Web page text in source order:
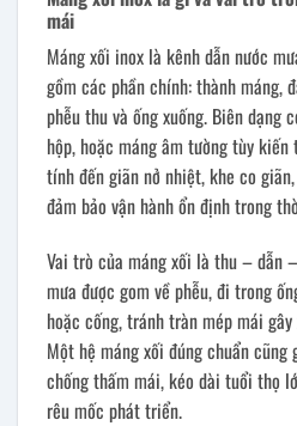
mái
Máng xối inox là kênh dẫn nước
gồm các phần chính: thành máng,
phễu thu và ống xuống. Biên dạng
hộp, hoặc máng âm tường tùy
tính đến giãn nở nhiệt, khe co
đảm bảo vận hành ổn định trong
Vai trò của máng xối là thu – dẫn
mưa được gom về phễu, đi trong
hoặc cống, tránh tràn mép mái
Một hệ máng xối đúng chuẩn
chống thấm mái, kéo dài tuổi thọ
rêu mốc phát triển.